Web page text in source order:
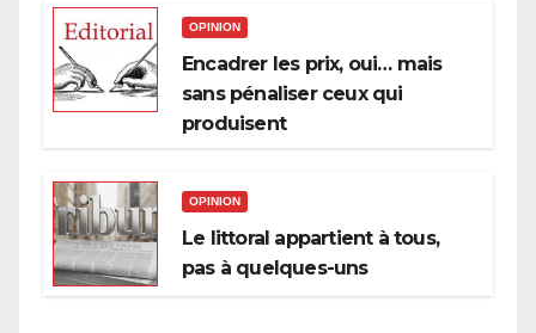
OPINION
Encadrer les prix, oui… mais
sans pénaliser ceux qui
produisent
OPINION
Le littoral appartient à tous,
pas à quelques-uns